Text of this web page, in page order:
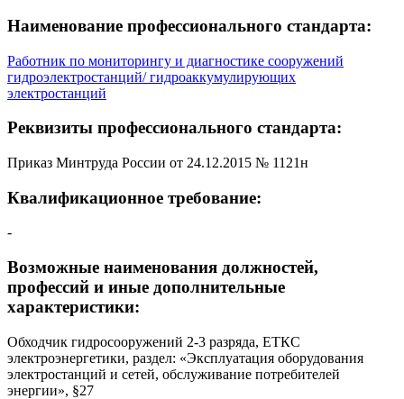
Наименование профессионального стандарта:
Работник по мониторингу и диагностике сооружений
гидроэлектростанций/ гидроаккумулирующих
электростанций
Реквизиты профессионального стандарта:
Приказ Минтруда России от 24.12.2015 № 1121н
Квалификационное требование:
-
Возможные наименования должностей,
профессий и иные дополнительные
характеристики:
Обходчик гидросооружений 2-3 разряда, ЕТКС
электроэнергетики, раздел: «Эксплуатация оборудования
электростанций и сетей, обслуживание потребителей
энергии», §27